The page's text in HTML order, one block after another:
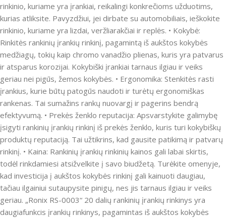
rinkinio, kuriame yra įrankiai, reikalingi konkrečioms užduotims,
kurias atliksite. Pavyzdžiui, jei dirbate su automobiliais, ieškokite
rinkinio, kuriame yra lizdai, veržliarakčiai ir replės. • Kokybė:
Rinkitės rankinių įrankių rinkinį, pagamintą iš aukštos kokybės
medžiagų, tokių kaip chromo vanadžio plienas, kuris yra patvarus
ir atsparus korozijai. Kokybiški įrankiai tarnaus ilgiau ir veiks
geriau nei pigūs, žemos kokybės. • Ergonomika: Stenkitės rasti
įrankius, kurie būtų patogūs naudoti ir turėtų ergonomiškas
rankenas. Tai sumažins rankų nuovargį ir pagerins bendrą
efektyvumą. • Prekės ženklo reputacija: Apsvarstykite galimybę
įsigyti rankinių įrankių rinkinį iš prekės ženklo, kuris turi kokybiškų
produktų reputaciją. Tai užtikrins, kad gausite patikimą ir patvarų
rinkinį. • Kaina: Rankinių įrankių rinkinių kainos gali labai skirtis,
todėl rinkdamiesi atsižvelkite į savo biudžetą. Turėkite omenyje,
kad investicija į aukštos kokybės rinkinį gali kainuoti daugiau,
tačiau ilgainiui sutaupysite pinigų, nes jis tarnaus ilgiau ir veiks
geriau. „Ronix RS-0003“ 20 dalių rankinių įrankių rinkinys yra
daugiafunkcis įrankių rinkinys, pagamintas iš aukštos kokybės